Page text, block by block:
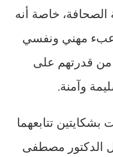
خاصة أنه
عبء مهني ونفسي
من قدرتهم على
وآمنة.
بشكايتين تتابعهما
الدكتور مصطفى